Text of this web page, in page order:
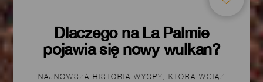
Dlaczego na La Palmie
pojawia się nowy wulkan?
NAJNOWSZA HISTORIA WYSPY, KTÓRA WCIĄŻ